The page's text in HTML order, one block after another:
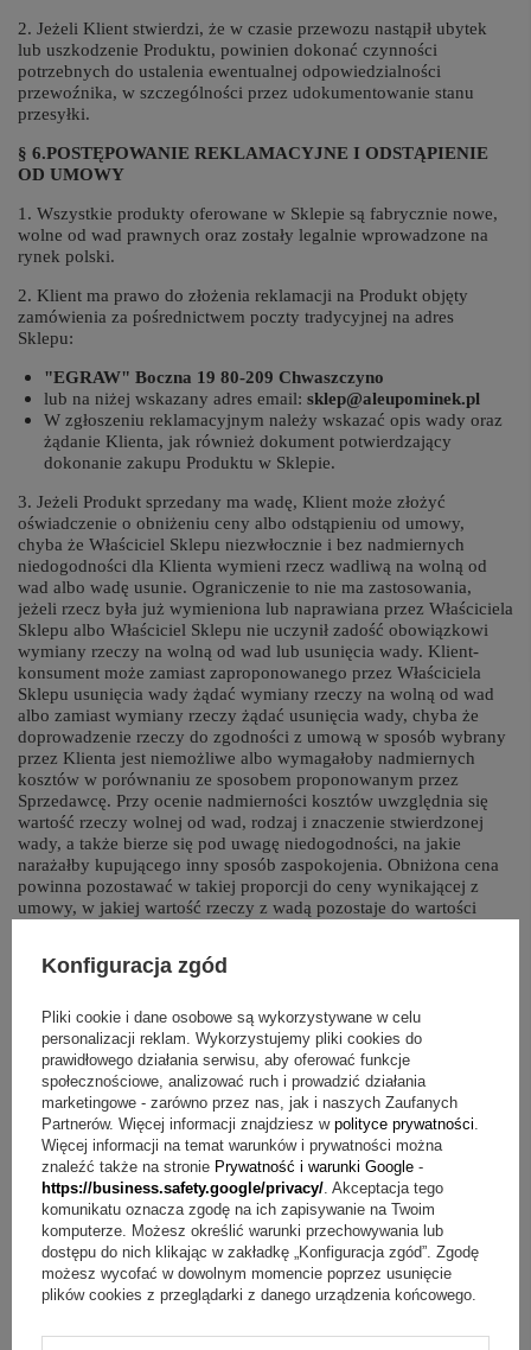
2. Jeżeli Klient stwierdzi, że w czasie przewozu nastąpił ubytek
lub uszkodzenie Produktu, powinien dokonać czynności
potrzebnych do ustalenia ewentualnej odpowiedzialności
przewoźnika, w szczególności przez udokumentowanie stanu
przesyłki.
§ 6.POSTĘPOWANIE REKLAMACYJNE I ODSTĄPIENIE
OD UMOWY
1. Wszystkie produkty oferowane w Sklepie są fabrycznie nowe,
wolne od wad prawnych oraz zostały legalnie wprowadzone na
rynek polski.
2. Klient ma prawo do złożenia reklamacji na Produkt objęty
zamówienia za pośrednictwem poczty tradycyjnej na adres
Sklepu:
"EGRAW" Boczna 19 80-209 Chwaszczyno
lub na niżej wskazany adres email: sklep@aleupominek.pl
W zgłoszeniu reklamacyjnym należy wskazać opis wady oraz
żądanie Klienta, jak również dokument potwierdzający
dokonanie zakupu Produktu w Sklepie.
3. Jeżeli Produkt sprzedany ma wadę, Klient może złożyć
oświadczenie o obniżeniu ceny albo odstąpieniu od umowy,
chyba że Właściciel Sklepu niezwłocznie i bez nadmiernych
niedogodności dla Klienta wymieni rzecz wadliwą na wolną od
wad albo wadę usunie. Ograniczenie to nie ma zastosowania,
jeżeli rzecz była już wymieniona lub naprawiana przez Właściciela
Sklepu albo Właściciel Sklepu nie uczynił zadość obowiązkowi
wymiany rzeczy na wolną od wad lub usunięcia wady. Klient-
konsument może zamiast zaproponowanego przez Właściciela
Sklepu usunięcia wady żądać wymiany rzeczy na wolną od wad
albo zamiast wymiany rzeczy żądać usunięcia wady, chyba że
doprowadzenie rzeczy do zgodności z umową w sposób wybrany
przez Klienta jest niemożliwe albo wymagałoby nadmiernych
kosztów w porównaniu ze sposobem proponowanym przez
Sprzedawcę. Przy ocenie nadmierności kosztów uwzględnia się
wartość rzeczy wolnej od wad, rodzaj i znaczenie stwierdzonej
wady, a także bierze się pod uwagę niedogodności, na jakie
narażałby kupującego inny sposób zaspokojenia. Obniżona cena
powinna pozostawać w takiej proporcji do ceny wynikającej z
umowy, w jakiej wartość rzeczy z wadą pozostaje do wartości
zaznacza, że reklamacje takie są realizowane tylko na
terenie Polski.
4. Klient będący Konsumentem ma prawo do odstąpienia od
umowy w terminie 14 dni bez podawania przyczyny, zgodnie z
ustawą o prawach konsumenta. (w przypadku towaru bez
personalizacji) Bieg terminu do odstąpienia os umowy rozpoczyna
się od chwili objęcia rzeczy w posiadania przez Klienta będącego
Konsumentem lub wskazaną przez niego osobę trzecią inną niż
przewoźnik, a w przypadku wielu rzeczy, które są dostarczane
osobno, partiami lub w częściach od objęcia w posiadanie
ostatniej rzeczy, partii lub części.
Zgodnie z ustawą o prawach konsumenta Klientowi nie
przysługuje prawo do odstąpienia od umowy w przypadku
spersonalizowana, czyli wyprodukowana według specyfikacji
Konfiguracja zgód
Pliki cookie i dane osobowe są wykorzystywane w celu
personalizacji reklam. Wykorzystujemy pliki cookies do
prawidłowego działania serwisu, aby oferować funkcje
społecznościowe, analizować ruch i prowadzić działania
marketingowe - zarówno przez nas, jak i naszych Zaufanych
Partnerów. Więcej informacji znajdziesz w polityce prywatności.
Więcej informacji na temat warunków i prywatności można
znaleźć także na stronie Prywatność i warunki Google -
https://business.safety.google/privacy/. Akceptacja tego
komunikatu oznacza zgodę na ich zapisywanie na Twoim
komputerze. Możesz określić warunki przechowywania lub
dostępu do nich klikając w zakładkę „Konfiguracja zgód”. Zgodę
możesz wycofać w dowolnym momencie poprzez usunięcie
plików cookies z przeglądarki z danego urządzenia końcowego.